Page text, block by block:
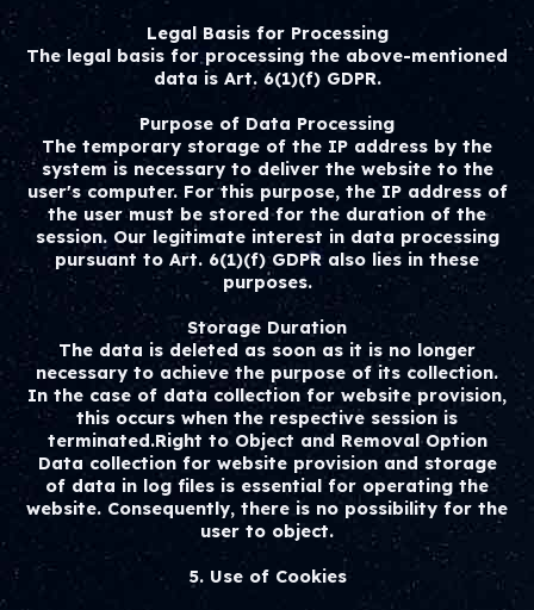
Legal Basis for Processing
The legal basis for processing the above-mentioned
data is Art. 6(1)(f) GDPR.
Purpose of Data Processing
The temporary storage of the IP address by the
system is necessary to deliver the website to the
user's computer. For this purpose, the IP address of
the user must be stored for the duration of the
session. Our legitimate interest in data processing
pursuant to Art. 6(1)(f) GDPR also lies in these
purposes.
Storage Duration
The data is deleted as soon as it is no longer
necessary to achieve the purpose of its collection.
In the case of data collection for website provision,
this occurs when the respective session is
terminated.Right to Object and Removal Option
Data collection for website provision and storage
of data in log files is essential for operating the
website. Consequently, there is no possibility for the
user to object.
5. Use of Cookies